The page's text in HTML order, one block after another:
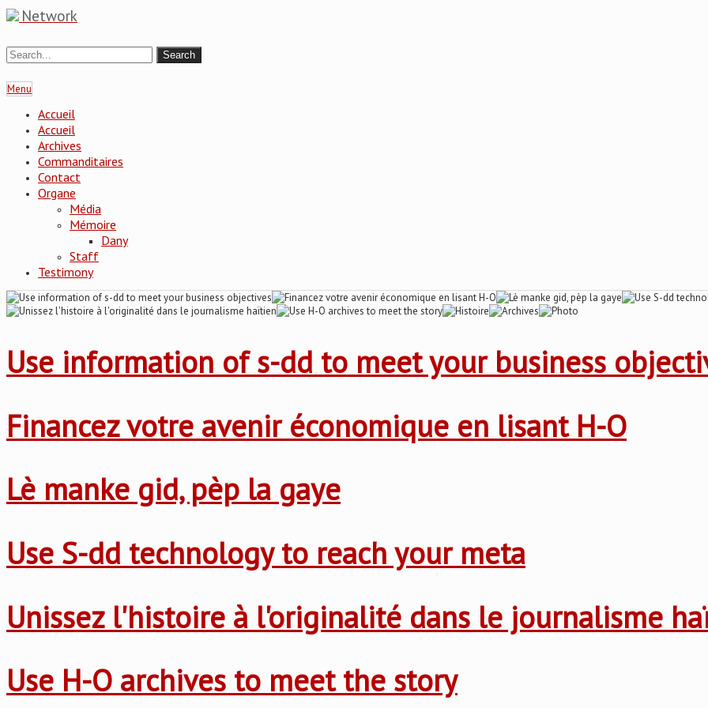
Network
Menu
Accueil
Accueil
Archives
Commanditaires
Contact
Organe
Média
Mémoire
Dany
Staff
Testimony
Use information of s-dd to meet your business
Financez votre avenir économique en lisant H-O
Lè manke gid, pèp la gaye
Use S-dd technology to reach your meta
Unissez l'histoire à l'originalité dans le journalisme
Use H-O archives to meet the story